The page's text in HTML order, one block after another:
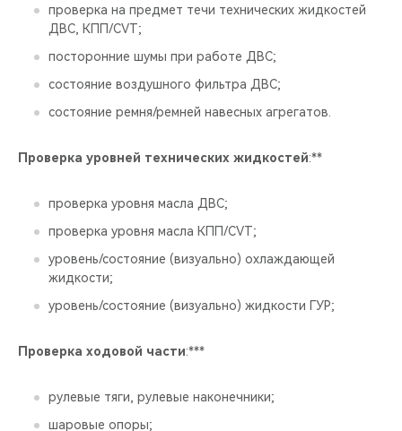
проверка на предмет течи технических жидкостей
ДВС, КПП/CVT;
посторонние шумы при работе ДВС;
состояние воздушного фильтра ДВС;
состояние ремня/ремней навесных агрегатов.
Проверка уровней технических жидкостей:**
проверка уровня масла ДВС;
проверка уровня масла КПП/CVT;
уровень/состояние (визуально) охлаждающей
жидкости;
уровень/состояние (визуально) жидкости ГУР;
Проверка ходовой части:***
рулевые тяги, рулевые наконечники;
шаровые опоры;